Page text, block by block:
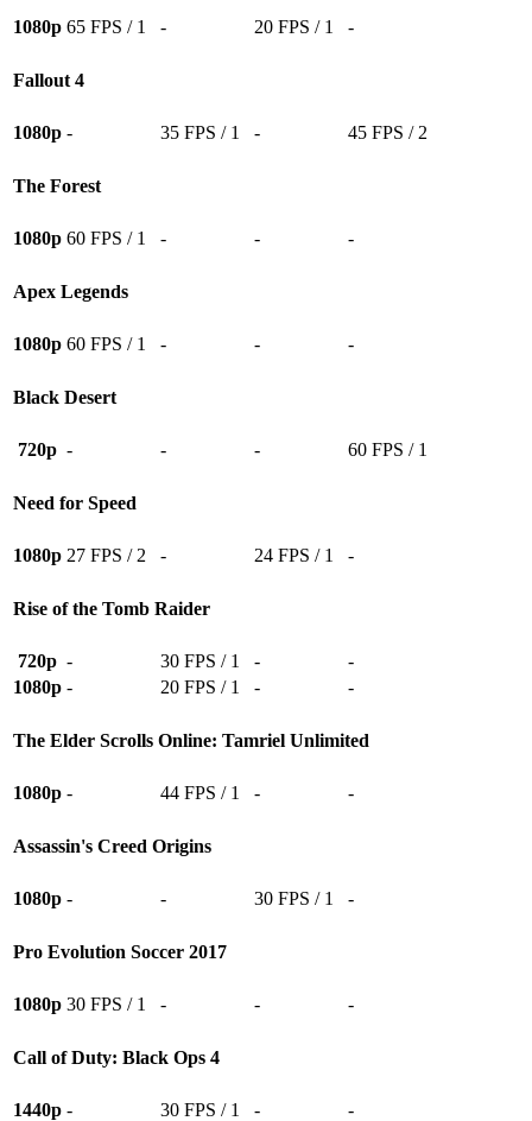
1080p 65 FPS / 1 - 20 FPS / 1 -
Fallout 4
1080p - 35 FPS / 1 - 45 FPS / 2
The Forest
1080p 60 FPS / 1 - - -
Apex Legends
1080p 60 FPS / 1 - - -
Black Desert
720p - - - 60 FPS / 1
Need for Speed
1080p 27 FPS / 2 - 24 FPS / 1 -
Rise of the Tomb Raider
720p - 30 FPS / 1 -
-
1080p - 20 FPS / 1 - -
The Elder Scrolls Online: Tamriel Unlimited
1080p - 44 FPS / 1 - -
Assassin's Creed Origins
1080p - - 30 FPS / 1 -
Pro Evolution Soccer 2017
1080p 30 FPS / 1 - - -
Call of Duty: Black Ops 4
1440p - 30 FPS / 1 - -